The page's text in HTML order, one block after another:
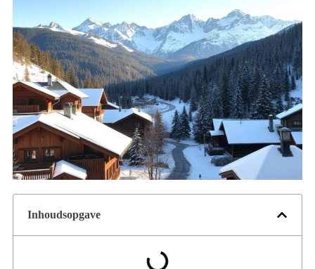
Inhoudsopgave